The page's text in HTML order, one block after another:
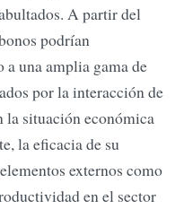
A partir del
podrían
una amplia gama de
por la interacción de
la situación económica
la eficacia de su
externos como
en el sector